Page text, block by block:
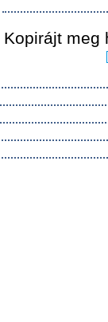
Kopirájt meg